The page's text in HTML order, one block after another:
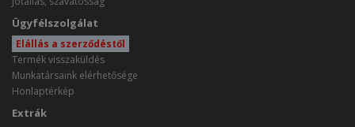
Ügyfélszolgálat
Elállás a szerződéstől
Termék visszaküldés
Munkatársaink elérhetősége
Honlaptérkép
Extrák